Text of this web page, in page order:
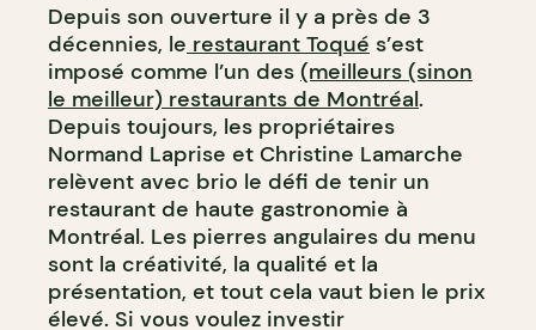
Depuis son ouverture il y a près de 3
décennies, le restaurant Toqué s’est
imposé comme l’un des (meilleurs (sinon
le meilleur) restaurants de Montréal.
Depuis toujours, les propriétaires
Normand Laprise et Christine Lamarche
relèvent avec brio le défi de tenir un
restaurant de haute gastronomie à
Montréal. Les pierres angulaires du menu
sont la créativité, la qualité et la
présentation, et tout cela vaut bien le prix
élevé. Si vous voulez investir